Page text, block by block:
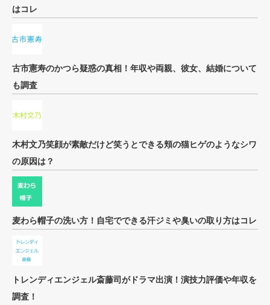
はコレ
古市憲寿のかつら疑惑の真相！年収や両親、彼女、結婚について
も調査
木村文乃笑顔が素敵だけど笑うとできる頬の猫ヒゲのようなシワ
の原因は？
麦わら帽子の洗い方！自宅でできる汗ジミや臭いの取り方はコレ
トレンディエンジェル斎藤司がドラマ出演！演技力評価や年収を
調査！